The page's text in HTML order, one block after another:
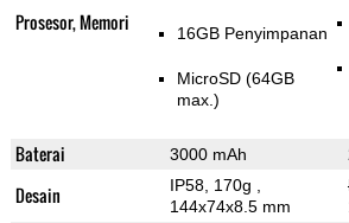
Prosesor, Memori 16GB Penyimpanan
MicroSD (64GB
max.)
Baterai 3000 mAh
Desain IP58, 170g
144x74x8.5 mm